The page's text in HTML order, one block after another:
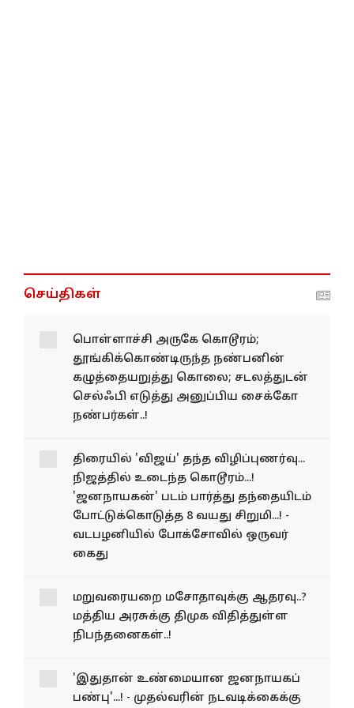
செய்திகள்
பொள்ளாச்சி அருகே கொடூரம்;
தூங்கிக்கொண்டிருந்த நண்பனின்
கழுத்தையறுத்து கொலை; சடலத்துடன்
செல்ஃபி எடுத்து அனுப்பிய சைக்கோ
நண்பர்கள்..!
திரையில் 'விஜய்' தந்த
விழிப்புணர்வு... நிஜத்தில்
உடைந்த கொடூரம்...!
'ஜனநாயகன்' படம் பார்த்து
தந்தையிடம்
போக்சோவில் ஒருவர் கைது
மறுவரையறை மசோதாவுக்கு ஆதரவு..?
நிபந்தனைகள்..!